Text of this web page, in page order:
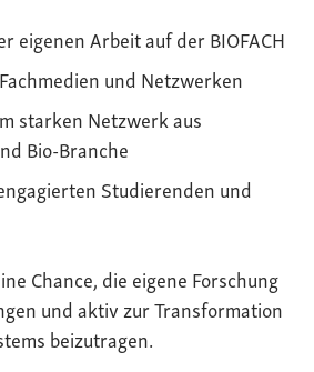
eigenen Arbeit auf der BIOFACH
und Netzwerken
starken Netzwerk aus
Bio-Branche
Studierenden und
Chance, die eigene Forschung
und aktiv zur Transformation
beizutragen.